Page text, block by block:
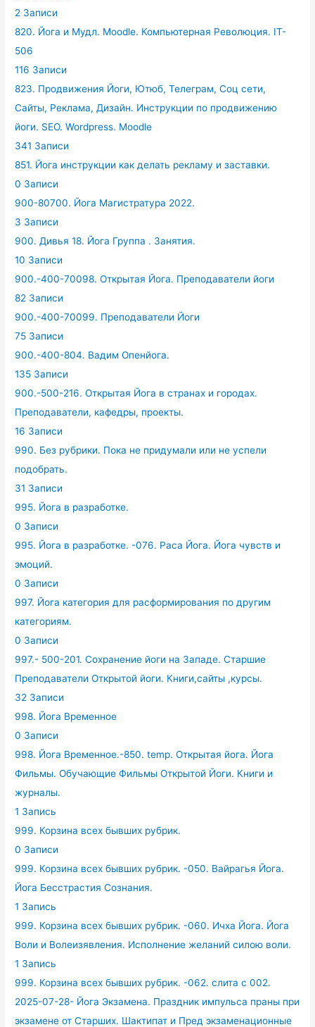
2 Записи
820. Йога и Мудл. Moodle. Компьютерная Революция. IT-
506
116 Записи
823. Продвижения Йоги, Ютюб, Телеграм, Соц сети,
Сайты, Реклама, Дизайн. Инструкции по продвижению
йоги. SEO. Wordpress. Moodle
341 Записи
851. Йога инструкции как делать рекламу и заставки.
0 Записи
900-80700. Йога Магистратура 2022.
3 Записи
900. Дивья 18. Йога Группа . Занятия.
10 Записи
900.-400-70098. Открытая Йога. Преподаватели йоги
82 Записи
900.-400-70099. Преподаватели Йоги
75 Записи
900.-400-804. Вадим Опенйога.
135 Записи
900.-500-216. Открытая Йога в странах и городах.
Преподаватели, кафедры, проекты.
16 Записи
990. Без рубрики. Пока не придумали или не успели
подобрать.
31 Записи
995. Йога в разработке.
0 Записи
995. Йога в разработке. -076. Раса Йога. Йога чувств и
эмоций.
0 Записи
997. Йога категория для расформирования по другим
категориям.
0 Записи
997.- 500-201. Сохранение йоги на Западе. Старшие
Преподаватели Открытой йоги. Книги,сайты ,курсы.
32 Записи
998. Йога Временное
0 Записи
998. Йога Временное.-850. temp. Открытая йога. Йога
Фильмы. Обучающие Фильмы Открытой Йоги. Книги и
журналы.
1 Запись
999. Корзина всех бывших рубрик.
0 Записи
999. Корзина всех бывших рубрик. -050. Вайрагья Йога.
Йога Бесстрастия Сознания.
1 Запись
999. Корзина всех бывших рубрик. -060. Ичха Йога. Йога
Воли и Волеизявления. Исполнение желаний силою воли.
1 Запись
999. Корзина всех бывших рубрик. -062. слита с 002.
2025-07-28- Йога Экзамена. Праздник импульса праны при
экзамене от Старших. Шактипат и Пред экзаменационные